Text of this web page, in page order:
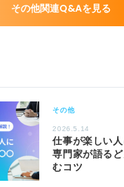
その他関連Q&Aを見る
その他
2026.5.14
仕事が楽しい
専門家が語る
むコツ